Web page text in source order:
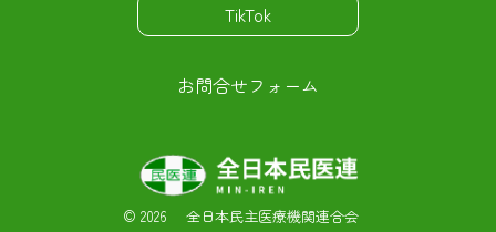
TikTok
お問合せフォーム
© 2026 全日本民主医療機関連合会